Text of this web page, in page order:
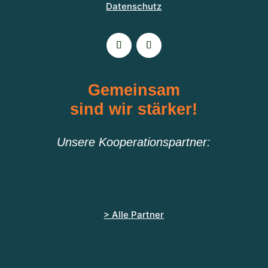
Datenschutz
Gemeinsam
sind wir stärker!
Unsere Kooperationspartner:
> Alle Partner